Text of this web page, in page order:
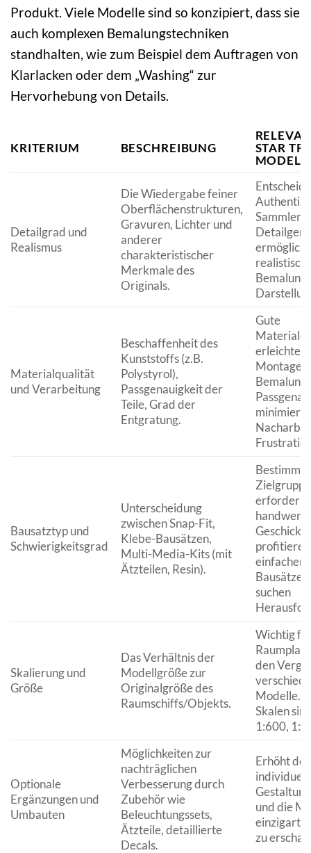
Produkt. Viele Modelle sind so konzipiert, dass sie
auch komplexen Bemalungstechniken
standhalten, wie zum Beispiel dem Auftragen von
Klarlacken oder dem „Washing“ zur
Hervorhebung von Details.
KRITERIUM BESCHREIBUNG
STAR
Detailgrad und
Realismus
Die Wiedergabe feiner
Oberflächenstrukturen,
Gravuren, Lichter und
anderer
charakteristischer
Merkmale des
Originals.
Bemalung
Materialqualität
und Verarbeitung
Beschaffenheit des
Kunststoffs (z.B.
Polystyrol),
Passgenauigkeit der
Teile, Grad der
Entgratung.
Gute
erleichtert
Montage
minimiert
Bausatztyp und
Schwierigkeitsgrad
Unterscheidung
zwischen Snap-Fit,
Klebe-Bausätzen,
Multi-Media-Kits (mit
Ätzteilen, Resin).
Bestimmt
Geschick.
suchen
Skalierung und
Größe
Das Verhältnis der
Modellgröße zur
Originalgröße des
Raumschiffs/Objekts.
Wichtig
den
Modelle.
Skalen
1:600,
Optionale
Ergänzungen und
Umbauten
Möglichkeiten zur
nachträglichen
Verbesserung durch
Zubehör wie
Beleuchtungssets,
Ätzteile, detaillierte
Decals.
Erhöht den
und die
zu